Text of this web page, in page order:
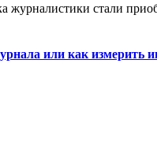
журналистики стали
или как измерить